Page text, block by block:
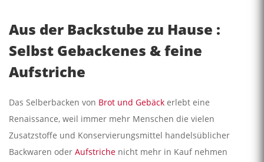
Aus der Backstube zu Hause :
Selbst Gebackenes & feine
Aufstriche
Das Selberbacken von Brot und Gebäck erlebt eine
Renaissance, weil immer mehr Menschen die vielen
Zusatzstoffe und Konservierungsmittel handelsüblicher
Backwaren oder Aufstriche nicht mehr in Kauf nehmen